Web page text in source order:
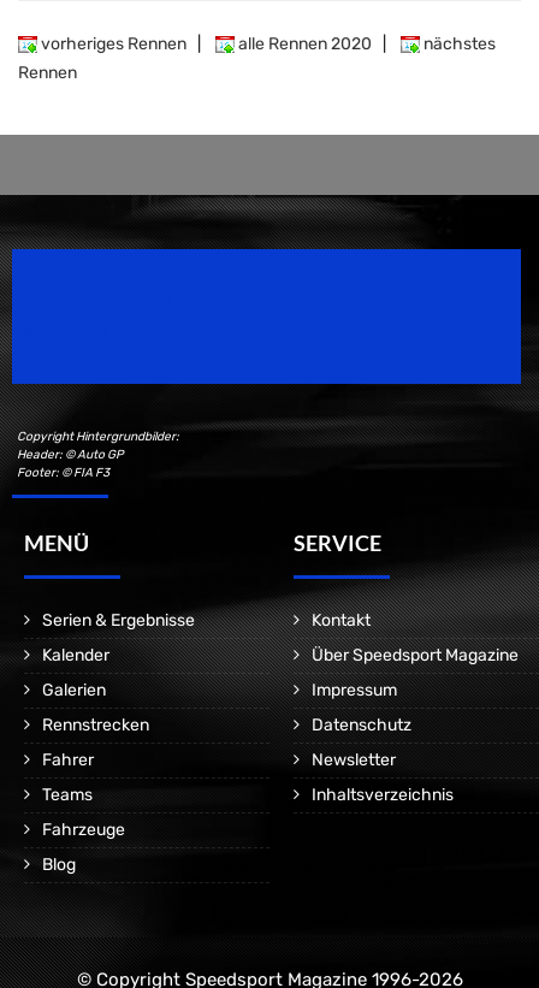
vorheriges Rennen alle Rennen 2020
nächstes
Rennen
Copyright Hintergrundbilder:
Header: © Auto GP
Footer: © FIA F3
MENÜ
Serien & Ergebnisse
Kalender
Galerien
Rennstrecken
Fahrer
Teams
Fahrzeuge
Blog
SERVICE
Kontakt
Über Speedsport Magazine
Impressum
Datenschutz
Newsletter
Inhaltsverzeichnis
© Copyright Speedsport Magazine 1996-2026